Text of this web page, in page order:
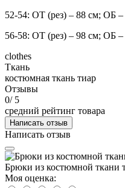
52-54: ОТ (рез) – 88 см; ОБ
56-58: ОТ (рез) – 98 см; ОБ
clothes
Ткань
костюмная ткань тиар
Отзывы
0/ 5
средний рейтинг товара
Написать отзыв
Написать отзыв
Брюки из костюмной ткани
Моя оценка: